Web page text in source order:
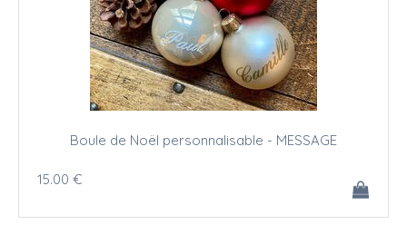
Boule de Noël personnalisable - MESSAGE
15.00 €